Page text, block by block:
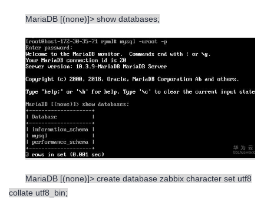
我
的
课
程
我
的
认
证
我
的
实
验
我
的
收
藏
的
技
术
支
持
我
的
云
声
建
议
MariaDB [(none)]> show databases;
MariaDB [(none)]> create database zabbix character set utf8
collate utf8_bin;